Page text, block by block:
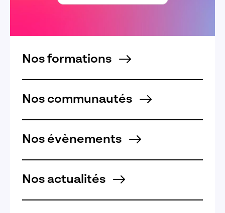
Nos formations
Nos communautés
Nos évènements
Nos actualités